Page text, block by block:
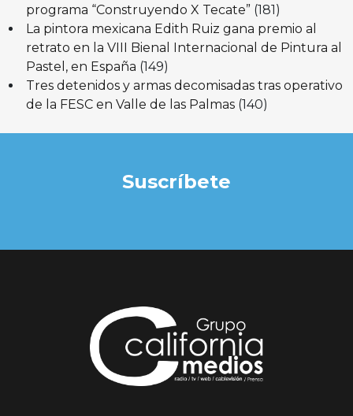
programa “Construyendo X Tecate” (181)
La pintora mexicana Edith Ruiz gana premio al
retrato en la VIII Bienal Internacional de Pintura al
Pastel, en España (149)
Tres detenidos y armas decomisadas tras operativo
de la FESC en Valle de las Palmas (140)
Suscríbete